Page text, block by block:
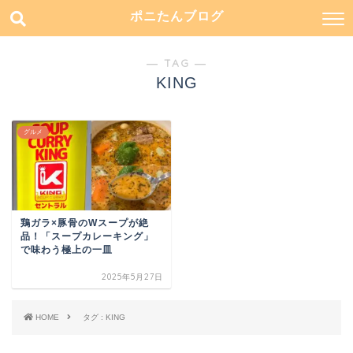
ポニたんブログ
― TAG ―
KING
グルメ
鶏ガラ×豚骨のWスープが絶
品！「スープカレーキング」
で味わう極上の一皿
2025年5月27日
HOME タグ : KING